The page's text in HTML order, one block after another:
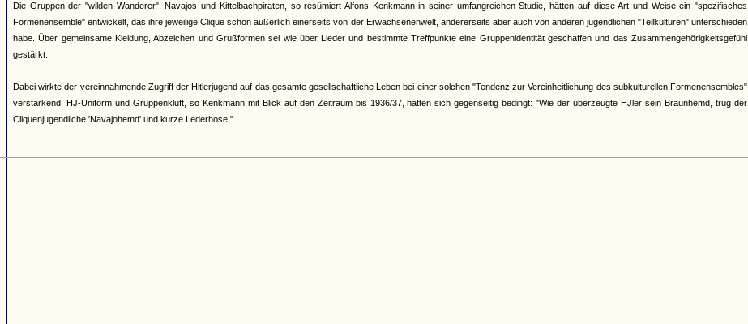
Die Gruppen der "wilden Wanderer", Navajos und Kittelbachpiraten, so resümiert Alfons Kenkmann in seiner umfangreichen Studie, hätten auf diese Art und Weise ein "spezifisches
Formenensemble" entwickelt, das ihre jeweilige Clique schon äußerlich einerseits von der Erwachsenenwelt, andererseits aber auch von anderen jugendlichen "Teilkulturen" unterschieden
habe. Über gemeinsame Kleidung, Abzeichen und Grußformen sei wie über Lieder und bestimmte Treffpunkte eine Gruppenidentität geschaffen und das Zusammengehörigkeitsgefühl
gestärkt.
Dabei wirkte der vereinnahmende Zugriff der Hitlerjugend auf das gesamte gesellschaftliche Leben bei einer solchen "Tendenz zur Vereinheitlichung des subkulturellen Formenensembles"
verstärkend. HJ-Uniform und Gruppenkluft, so Kenkmann mit Blick auf den Zeitraum bis 1936/37, hätten sich gegenseitig bedingt: "Wie der überzeugte HJler sein Braunhemd, trug der
Cliquenjugendliche 'Navajohemd' und kurze Lederhose."